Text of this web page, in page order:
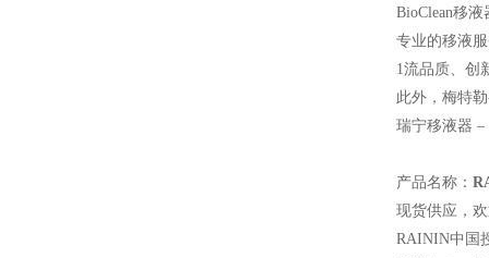
BioClean移液
专业的移液
1流品质、创
此外，梅特
瑞宁移液器
产品名称：
现货供应，
RAININ中国